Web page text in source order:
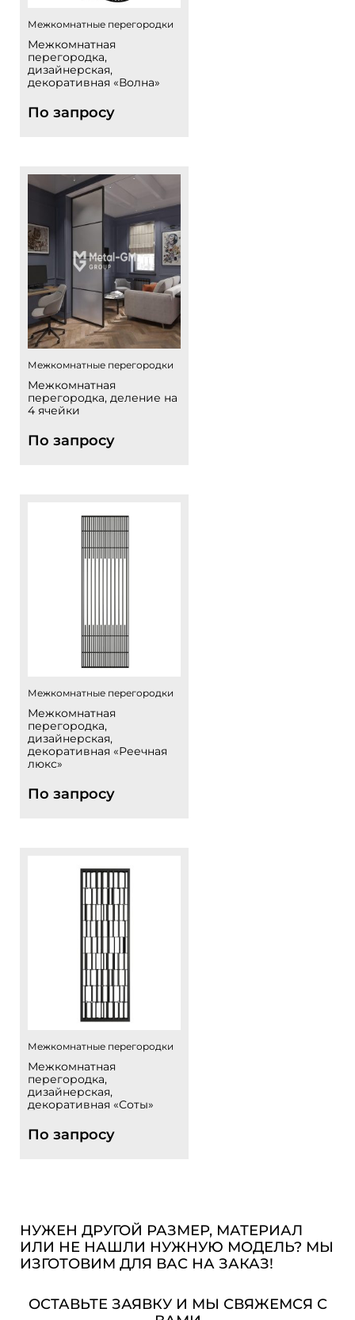
Межкомнатные перегородки
Межкомнатная
перегородка,
дизайнерская,
декоративная «Волна»
По запросу
Межкомнатные перегородки
Межкомнатная
перегородка, деление на
4 ячейки
По запросу
Межкомнатные перегородки
Межкомнатная
перегородка,
дизайнерская,
декоративная «Реечная
люкс»
По запросу
Межкомнатные перегородки
Межкомнатная
перегородка,
дизайнерская,
декоративная «Соты»
По запросу
НУЖЕН ДРУГОЙ РАЗМЕР, МАТЕРИАЛ
ИЛИ НЕ НАШЛИ НУЖНУЮ МОДЕЛЬ? МЫ
ИЗГОТОВИМ ДЛЯ ВАС НА ЗАКАЗ!
ОСТАВЬТЕ ЗАЯВКУ И МЫ СВЯЖЕМСЯ С